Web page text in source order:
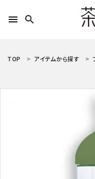
menu search
ACCOUNT MENU
person
TOP アイテムから探す